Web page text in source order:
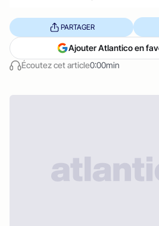
Écoutez cet article0:00min
PARTAGER
Ajouter Atlantico en